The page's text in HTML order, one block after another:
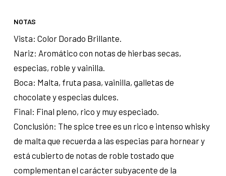
NOTAS
Vista: Color Dorado Brillante.
Nariz: Aromático con notas de hierbas secas,
especias, roble y vainilla.
Boca: Malta, fruta pasa, vainilla, galletas de
chocolate y especias dulces.
Final: Final pleno, rico y muy especiado.
Conclusión: The spice tree es un rico e intenso whisky
de malta que recuerda a las especias para hornear y
está cubierto de notas de roble tostado que
complementan el carácter subyacente de la